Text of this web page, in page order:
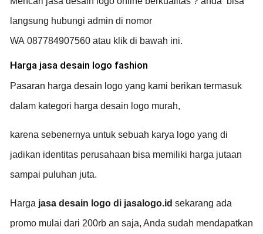
langsung hubungi admin di nomor
WA 087784907560 atau klik di bawah ini.
Harga jasa desain logo fashion
Pasaran harga desain logo yang kami berikan termasuk
dalam kategori harga desain logo murah,
karena sebenernya untuk sebuah karya logo yang di
jadikan identitas perusahaan bisa memiliki harga jutaan
sampai puluhan juta.
Harga jasa desain logo di jasalogo.id sekarang ada
promo mulai dari 200rb an saja, Anda sudah mendapatkan